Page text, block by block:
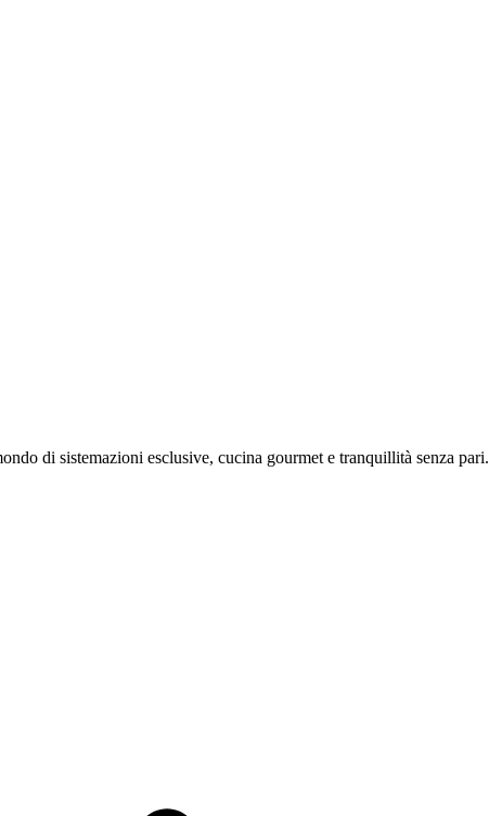
di sistemazioni esclusive, cucina gourmet e tranquillità senza pari.